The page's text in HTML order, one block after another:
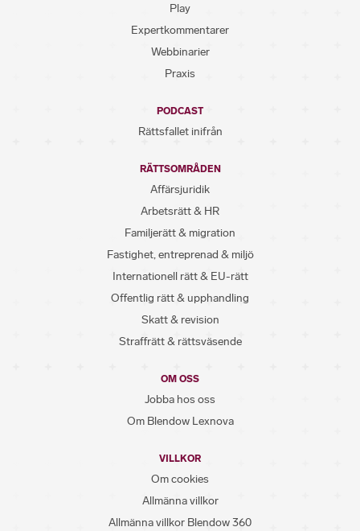
Play
Expertkommentarer
Webbinarier
Praxis
PODCAST
Rättsfallet inifrån
RÄTTSOMRÅDEN
Affärsjuridik
Arbetsrätt & HR
Familjerätt & migration
Fastighet, entreprenad & miljö
Internationell rätt & EU-rätt
Offentlig rätt & upphandling
Skatt & revision
Straffrätt & rättsväsende
OM OSS
Jobba hos oss
Om Blendow Lexnova
VILLKOR
Om cookies
Allmänna villkor
Allmänna villkor Blendow 360